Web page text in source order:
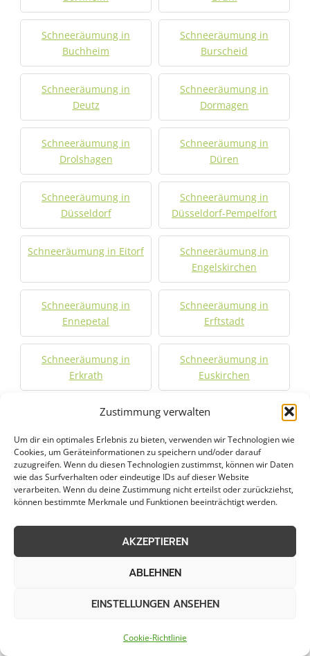
Zustimmung verwalten
Um dir ein optimales Erlebnis zu bieten, verwenden wir Technologien wie
Cookies, um Geräteinformationen zu speichern und/oder darauf
zuzugreifen. Wenn du diesen Technologien zustimmst, können wir Daten
wie das Surfverhalten oder eindeutige IDs auf dieser Website
verarbeiten. Wenn du deine Zustimmung nicht erteilst oder zurückziehst,
können bestimmte Merkmale und Funktionen beeinträchtigt werden.
AKZEPTIEREN
ABLEHNEN
EINSTELLUNGEN ANSEHEN
Cookie-Richtlinie
Schneeräumung in
Buchheim
Schneeräumung in
Burscheid
Schneeräumung in
Deutz
Schneeräumung in
Dormagen
Schneeräumung in
Drolshagen
Schneeräumung in
Düren
Schneeräumung in
Düsseldorf
Schneeräumung in
Düsseldorf-Pempelfort
Schneeräumung in Eitorf
Schneeräumung in
Engelskirchen
Schneeräumung in
Ennepetal
Schneeräumung in
Erftstadt
Schneeräumung in
Erkrath
Schneeräumung in
Euskirchen
Schneeräumung in
Schneeräumung in
Schneeräumung in
Gevelsberg
Schneeräumung in
Grevenbroich
Schneeräumung in
Schneeräumung in